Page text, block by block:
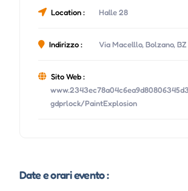
Location : Halle 28
Indirizzo : Via Macelllo, Bolzano, BZ
Sito Web :
gdprlock/PaintExplosion
Date e orari evento :